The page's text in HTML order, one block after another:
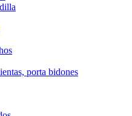
porta bidones